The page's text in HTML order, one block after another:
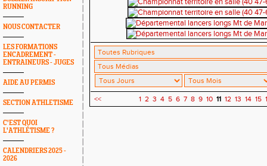
RUNNING
NOUS CONTACTER
LES FORMATIONS
ENCADREMENT -
ENTRAINEURS - JUGES
AIDE AU PERMIS
SECTION ATHLETISME
C'EST QUOI
L'ATHLÉTISME ?
CALENDRIERS 2025 -
2026
<< 1 2 3 4 5 6 7 8 9 10 11 12 13 14 15